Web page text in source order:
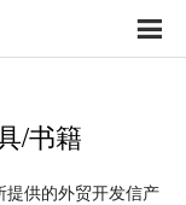
/书籍
供的外贸开发信产